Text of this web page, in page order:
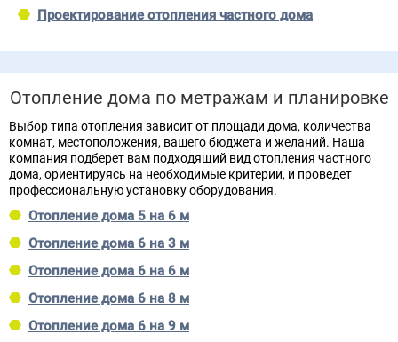
Проектирование отопления частного дома
Отопление дома по метражам и планировке
Выбор типа отопления зависит от площади дома, количества
комнат, местоположения, вашего бюджета и желаний. Наша
компания подберет вам подходящий вид отопления частного
дома, ориентируясь на необходимые критерии, и проведет
профессиональную установку оборудования.
Отопление дома 5 на 6 м
Отопление дома 6 на 3 м
Отопление дома 6 на 6 м
Отопление дома 6 на 8 м
Отопление дома 6 на 9 м